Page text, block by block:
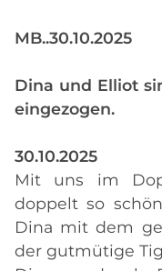
MB..30.10.2025
Dina und Elliot
eingezogen.
30.10.2025
Mit uns im
doppelt so
Dina mit dem
der gutmütige